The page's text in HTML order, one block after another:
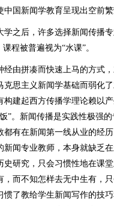
国新闻学教育呈现出空前繁
后，许多选择新闻传播专
程被普遍视为“水课”。
拼凑而快速上马的方式，
克思主义新闻学基础而弱化
构建起西方传播学理论赖以
”。新闻传播是实践性极强
都有在新闻第一线从业的经
新闻专业教师，本身就缺乏
史研究，只会习惯性地在课
，而不知怎样去无中生有，
惯了教给学生新闻写作的技